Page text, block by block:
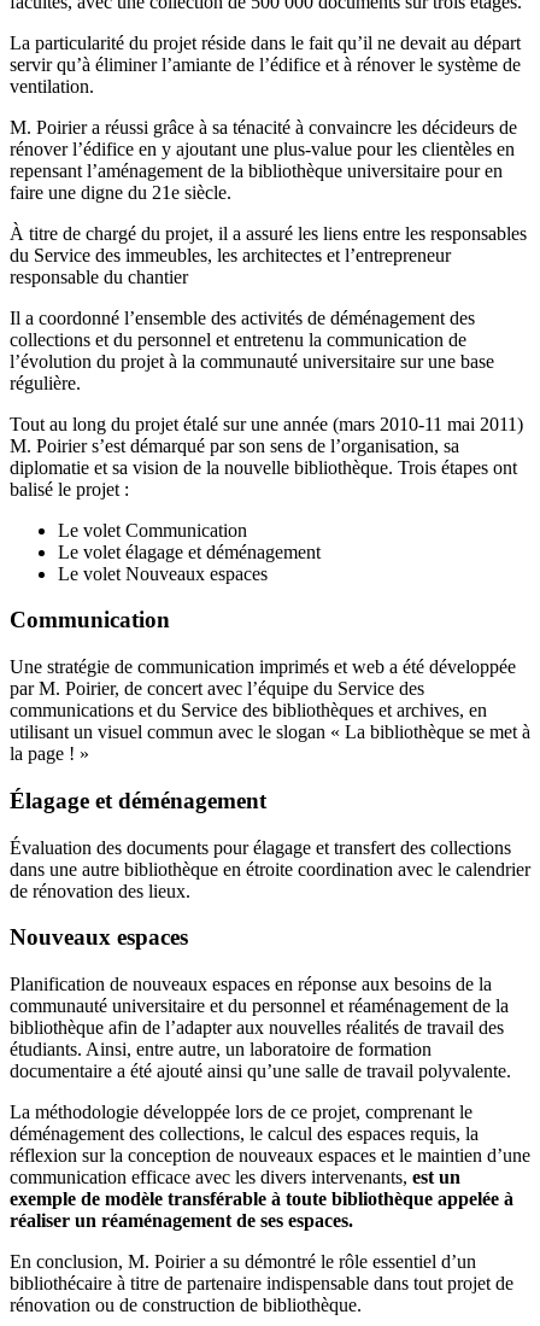
La particularité du projet réside dans le fait qu’il ne devait au départ
servir qu’à éliminer l’amiante de l’édifice et à rénover le système de
ventilation.
M. Poirier a réussi grâce à sa ténacité à convaincre les décideurs de
rénover l’édifice en y ajoutant une plus-value pour les clientèles en
repensant l’aménagement de la bibliothèque universitaire pour en
faire une digne du 21e siècle.
À titre de chargé du projet, il a assuré les liens entre les responsables
du Service des immeubles, les architectes et l’entrepreneur
responsable du chantier
Il a coordonné l’ensemble des activités de déménagement des
collections et du personnel et entretenu la communication de
l’évolution du projet à la communauté universitaire sur une base
régulière.
Tout au long du projet étalé sur une année (mars 2010-11 mai 2011)
M. Poirier s’est démarqué par son sens de l’organisation, sa
diplomatie et sa vision de la nouvelle bibliothèque. Trois étapes ont
balisé le projet :
Le volet Communication
Le volet élagage et déménagement
Le volet Nouveaux espaces
Communication
Une stratégie de communication imprimés et web a été développée
par M. Poirier, de concert avec l’équipe du Service des
communications et du Service des bibliothèques et archives, en
utilisant un visuel commun avec le slogan « La bibliothèque se met à
la page ! »
Élagage et déménagement
Évaluation des documents pour élagage et transfert des collections
dans une autre bibliothèque en étroite coordination avec le calendrier
de rénovation des lieux.
Nouveaux espaces
Planification de nouveaux espaces en réponse aux besoins de la
communauté universitaire et du personnel et réaménagement de la
bibliothèque afin de l’adapter aux nouvelles réalités de travail des
étudiants. Ainsi, entre autre, un laboratoire de formation
documentaire a été ajouté ainsi qu’une salle de travail polyvalente.
La méthodologie développée lors de ce projet, comprenant le
déménagement des collections, le calcul des espaces requis, la
réflexion sur la conception de nouveaux espaces et le maintien d’une
communication efficace avec les divers intervenants, est un
exemple de modèle transférable à toute bibliothèque appelée à
réaliser un réaménagement de ses espaces.
En conclusion, M. Poirier a su démontré le rôle essentiel d’un
bibliothécaire à titre de partenaire indispensable dans tout projet de
rénovation ou de construction de bibliothèque.